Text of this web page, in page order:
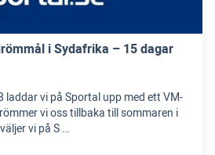
i Sydafrika – 15 dagar
vi på Sportal upp med ett VM-
vi oss tillbaka till sommaren i
vi på S …